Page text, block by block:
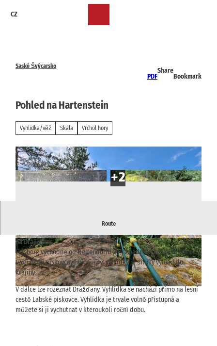
CZ
Saské Švýcarsko
PDF
Share
Bookmark
Pohled na Hartenstein
Vyhlídka/věž Skála Vrchol hory
© viawww.saechsische-schweiz.de, Yvonne Brückner |CC-BY-SA
© via www.saechsische-schweiz.de, Yvonne Brü
ckner |CC-BY-SA
© viawww.saechsische-schweiz.de, Yvonne Brü
ckner |CC-BY-SA
Route
Z vyhlídky na skále Hartenstein východně od Hellendorfu je
na Drážďany.
Felsberg východně od Hellendorfu leží v nadmořské výšce 543 m a
tvoří okraj pískovcové plošiny. Z vyhlídky je široký výhled do
krajiny.
V dálce lze rozeznat Drážďany. Vyhlídka se nachází přímo na lesní
cestě Labské pískovce. Vyhlídka je trvale volně přístupná a
můžete si ji vychutnat v kteroukoli roční dobu.